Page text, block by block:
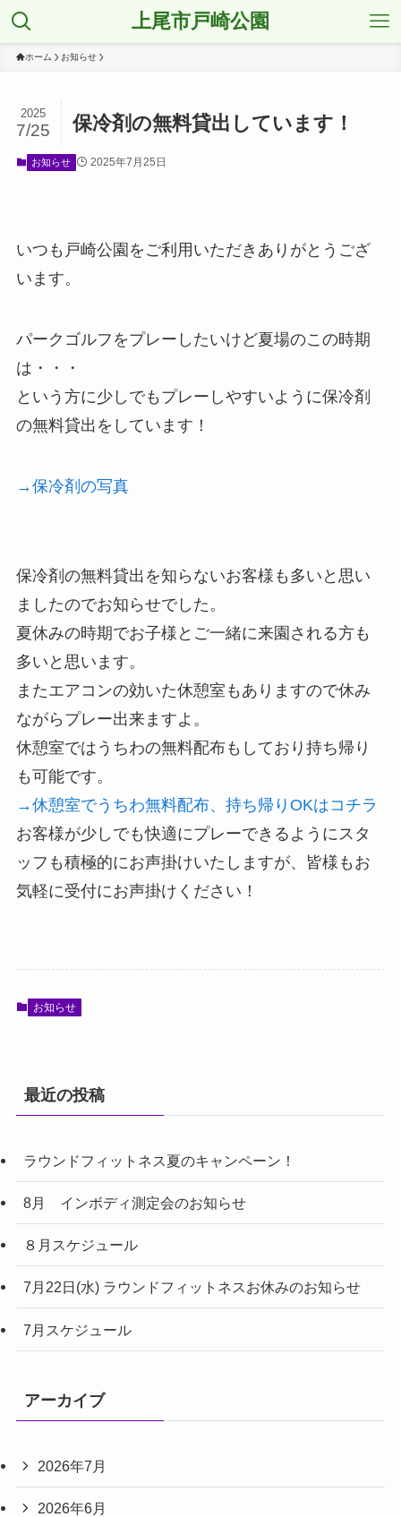
上尾市戸崎公園
ホーム お知らせ
保冷剤の無料貸出しています！
2025
7/25
お知らせ 2025年7月25日
いつも戸崎公園をご利用いただきありがとうござ
います。
パークゴルフをプレーしたいけど夏場のこの時期
は・・・
という方に少しでもプレーしやすいように保冷剤
の無料貸出をしています！
→保冷剤の写真
保冷剤の無料貸出を知らないお客様も多いと思い
ましたのでお知らせでした。
夏休みの時期でお子様とご一緒に来園される方も
多いと思います。
またエアコンの効いた休憩室もありますので休み
ながらプレー出来ますよ。
休憩室ではうちわの無料配布もしており持ち帰り
も可能です。
→休憩室でうちわ無料配布、持ち帰りOKはコチラ
お客様が少しでも快適にプレーできるようにスタ
ッフも積極的にお声掛けいたしますが、皆様もお
気軽に受付にお声掛けください！
お知らせ
最近の投稿
ラウンドフィットネス夏のキャンペーン！
8月 インボディ測定会のお知らせ
８月スケジュール
7月22日(水) ラウンドフィットネスお休みのお知らせ
7月スケジュール
アーカイブ
2026年7月
2026年6月